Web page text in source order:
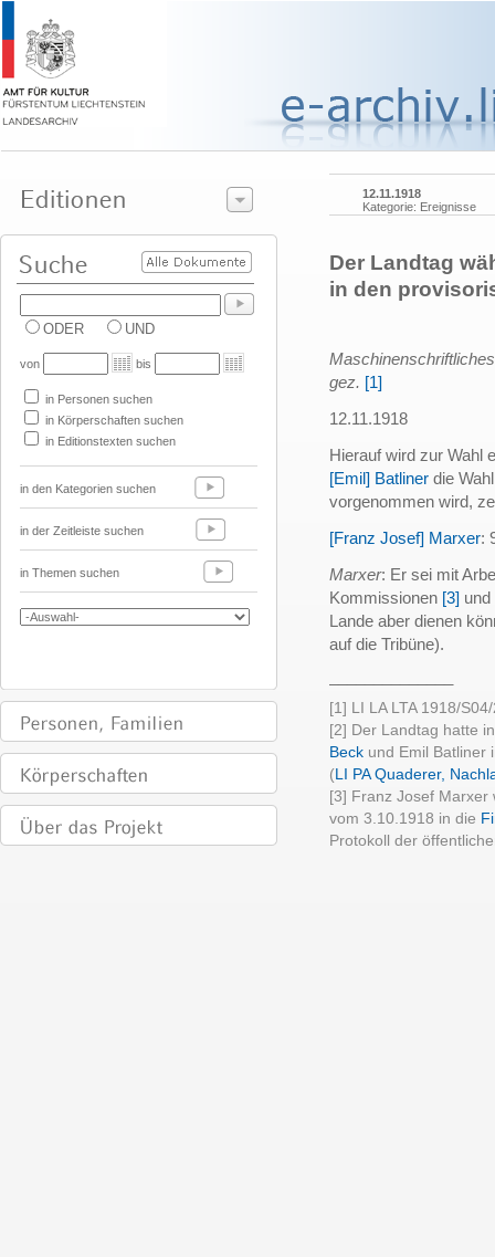
ODER UND
von bis
in Personen suchen
in Körperschaften suchen
in Editionstexten suchen
in den Kategorien suchen
in der Zeitleiste suchen
in Themen suchen
12.11.1918
Kategorie: Ereignisse
Der Landtag
in den
gez. [1]
12.11.1918
Hierauf wird zur Wahl
[Emil] Batliner die
vorgenommen wird,
[Franz Josef] Marxer:
Marxer: Er sei mit
Kommissionen [3]
Lande aber dienen
auf die Tribüne).
[1] LI LA LTA 1918/
[2] Der Landtag hatte
Beck und Emil Batliner
(LI PA Quaderer,
[3] Franz Josef
vom 3.10.1918 in die
Protokoll der